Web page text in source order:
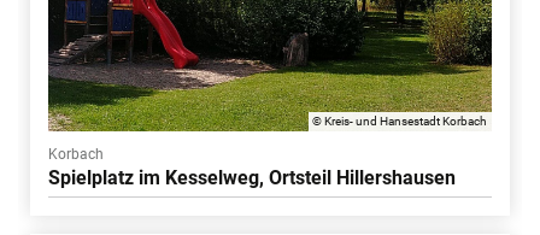
© Kreis- und Hansestadt Korbach
Korbach
Spielplatz im Kesselweg, Ortsteil Hillershausen